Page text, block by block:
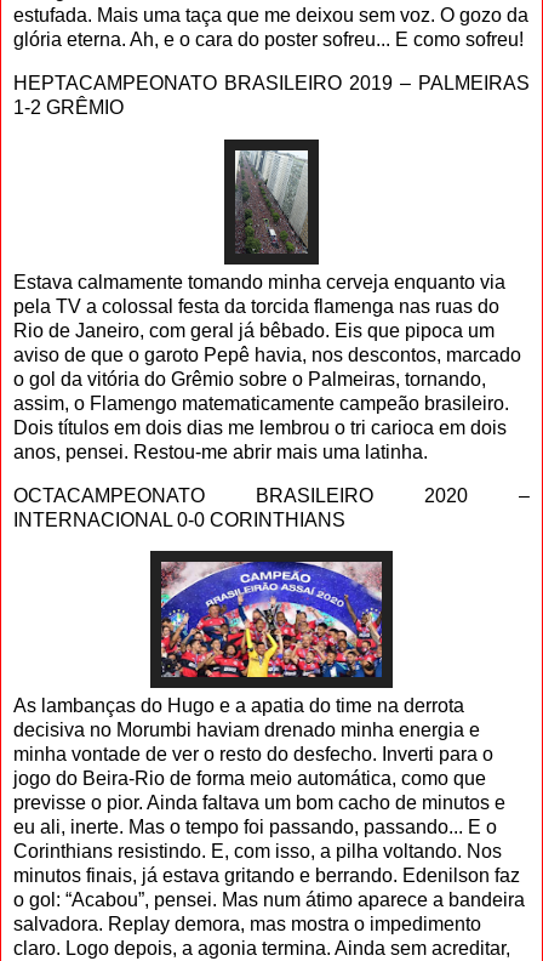
estufada. Mais uma taça que me deixou sem voz. O gozo da
glória eterna. Ah, e o cara do poster sofreu... E como sofreu!
HEPTACAMPEONATO BRASILEIRO 2019 – PALMEIRAS
1-2 GRÊMIO
Estava calmamente tomando minha cerveja enquanto via
pela TV a colossal festa da torcida flamenga nas ruas do
Rio de Janeiro, com geral já bêbado. Eis que pipoca um
aviso de que o garoto Pepê havia, nos descontos, marcado
o gol da vitória do Grêmio sobre o Palmeiras, tornando,
assim, o Flamengo matematicamente campeão brasileiro.
Dois títulos em dois dias me lembrou o tri carioca em dois
anos, pensei. Restou-me abrir mais uma latinha.
OCTACAMPEONATO BRASILEIRO 2020 –
INTERNACIONAL 0-0 CORINTHIANS
As lambanças do Hugo e a apatia do time na derrota
decisiva no Morumbi haviam drenado minha energia e
minha vontade de ver o resto do desfecho. Inverti para o
jogo do Beira-Rio de forma meio automática, como que
previsse o pior. Ainda faltava um bom cacho de minutos e
eu ali, inerte. Mas o tempo foi passando, passando... E o
Corinthians resistindo. E, com isso, a pilha voltando. Nos
minutos finais, já estava gritando e berrando. Edenilson faz
o gol: “Acabou”, pensei. Mas num átimo aparece a bandeira
salvadora. Replay demora, mas mostra o impedimento
claro. Logo depois, a agonia termina. Ainda sem acreditar,